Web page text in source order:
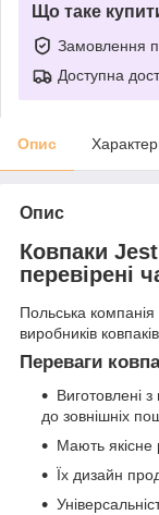
Що таке
Замовлення
Доступна
Опис
Опис
Ковпаки
перевірені
Польська
виробників
Переваги
Виготовлені
до зовнішніх
Мають якісне
Їх дизайн